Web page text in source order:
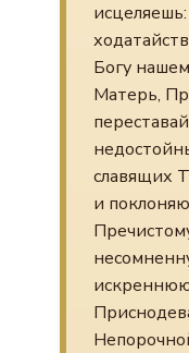
Богу
Матерь,
славящих
и